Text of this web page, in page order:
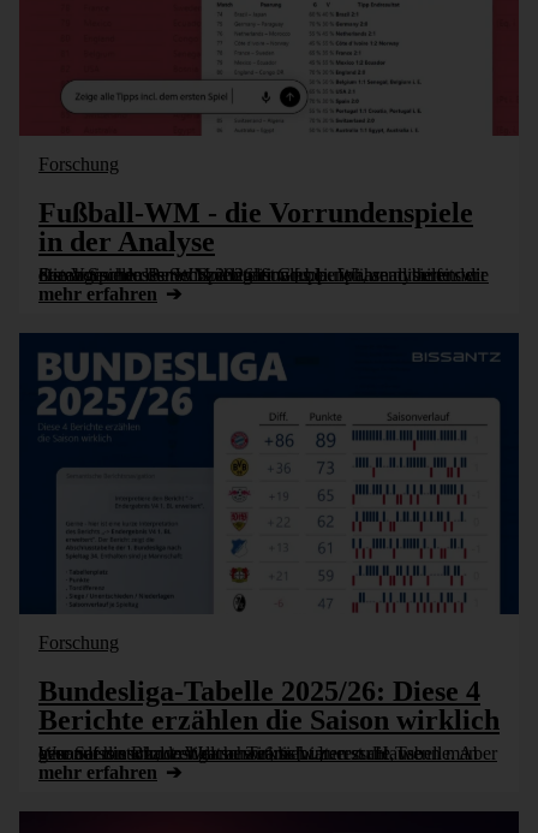
Forschung
Fußball-WM - die Vorrundenspiele
in der Analyse
Die Vorrunde der WM 2026 ist vorbei. Während bereits die ersten Spiele des Sechzehntelfinales laufen, analysieren wir die abgeschlossenen Spiele der Gruppenphase mithilfe der Semantischen Berichtsnavigation [...]
mehr erfahren
Forschung
Bundesliga-Tabelle 2025/26: Diese 4
Berichte erzählen die Saison wirklich
Wer auf die Bundesliga schaut, sieht zuerst die Tabelle. Aber eine Saison wird erst dann wirklich interessant, wenn man genauer hinschaut: Welche Teams waren zu Hause besonders stark, wer hat auswärts [...]
mehr erfahren